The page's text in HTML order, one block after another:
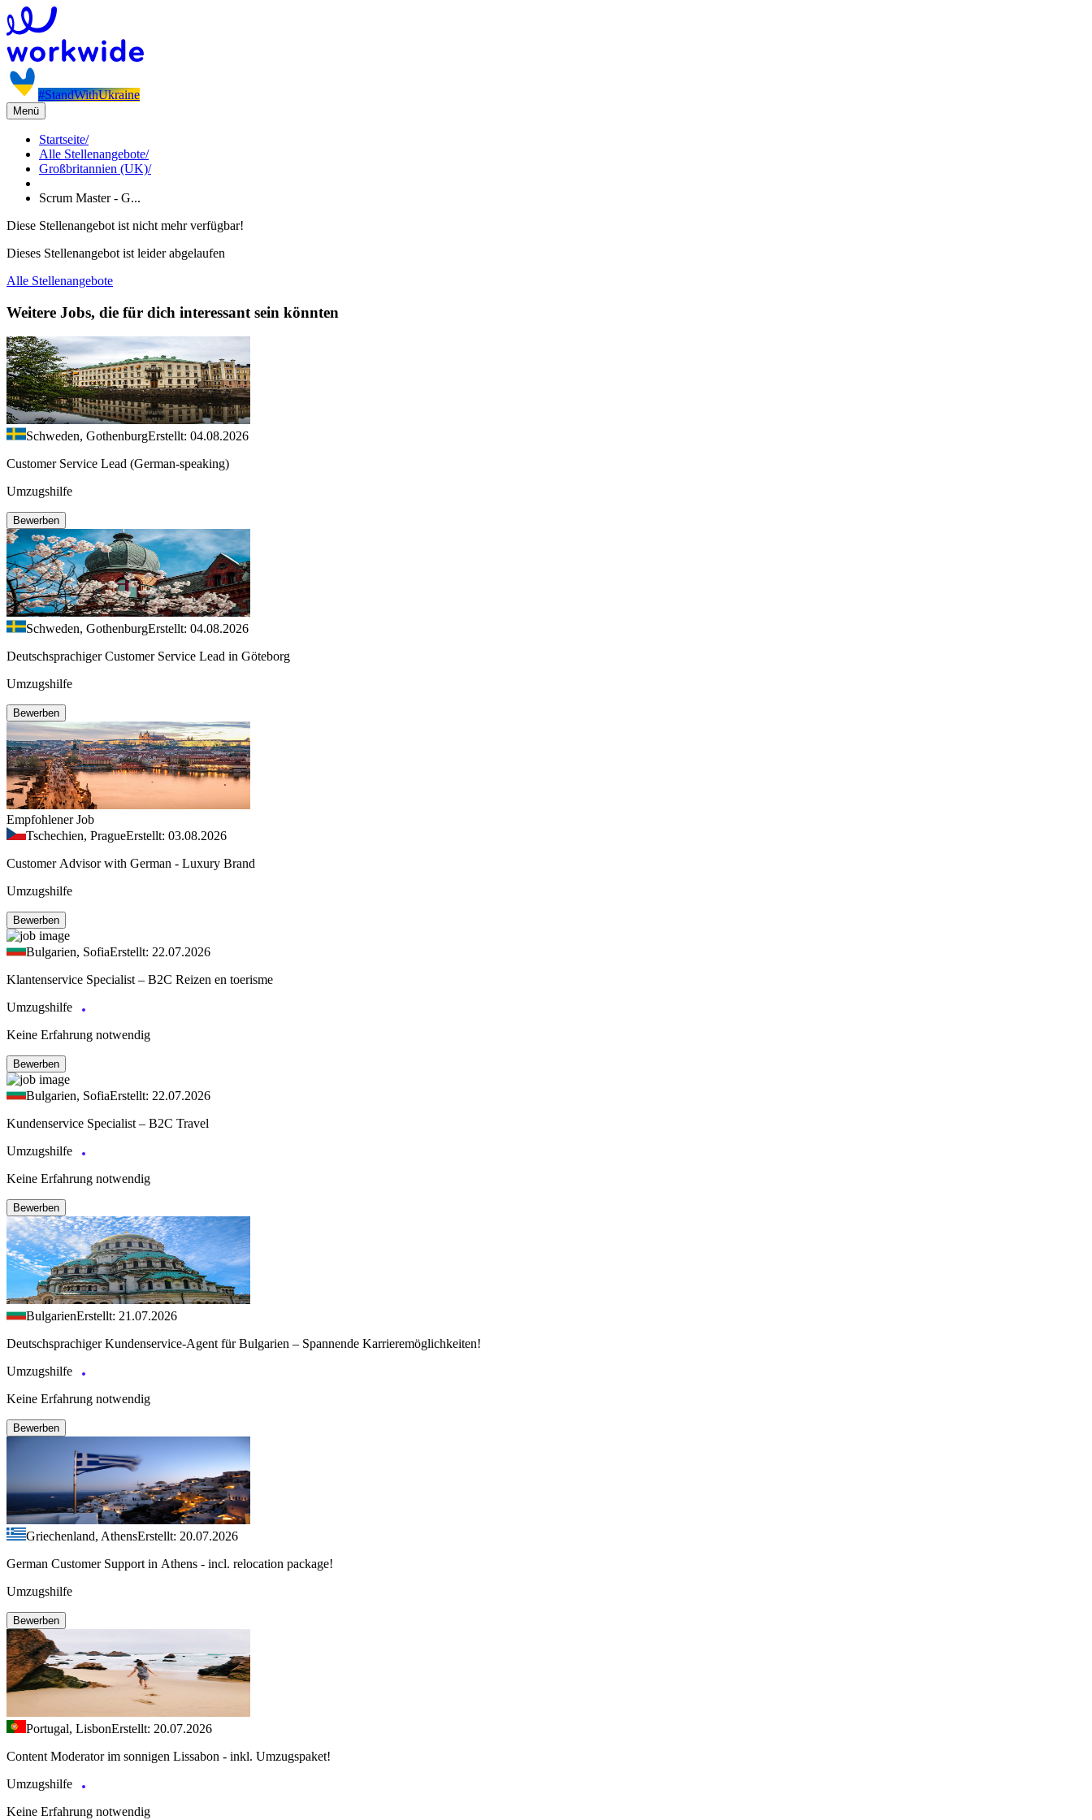
#StandWithUkraine
Menü
Startseite/
Alle Stellenangebote/
Großbritannien (UK)/
Scrum Master - G...
Diese Stellenangebot ist nicht mehr verfügbar!
Dieses Stellenangebot ist leider abgelaufen
Alle Stellenangebote
Weitere Jobs, die für dich interessant sein könnten
Schweden, GothenburgErstellt: 04.08.2026
Customer Service Lead (German-speaking)
Umzugshilfe
Bewerben
Schweden, GothenburgErstellt: 04.08.2026
Deutschsprachiger Customer Service Lead in Göteborg
Umzugshilfe
Bewerben
Empfohlener Job
Tschechien, PragueErstellt: 03.08.2026
Customer Advisor with German - Luxury Brand
Umzugshilfe
Bewerben
Bulgarien, SofiaErstellt: 22.07.2026
Klantenservice Specialist – B2C Reizen en toerisme
Umzugshilfe
Keine Erfahrung notwendig
Bewerben
Bulgarien, SofiaErstellt: 22.07.2026
Kundenservice Specialist – B2C Travel
Umzugshilfe
Keine Erfahrung notwendig
Bewerben
BulgarienErstellt: 21.07.2026
Deutschsprachiger Kundenservice-Agent für Bulgarien – Spannende Karrieremöglichkeiten!
Umzugshilfe
Keine Erfahrung notwendig
Bewerben
Griechenland, AthensErstellt: 20.07.2026
German Customer Support in Athens - incl. relocation package!
Umzugshilfe
Bewerben
Portugal, LisbonErstellt: 20.07.2026
Content Moderator im sonnigen Lissabon - inkl. Umzugspaket!
Umzugshilfe
Keine Erfahrung notwendig